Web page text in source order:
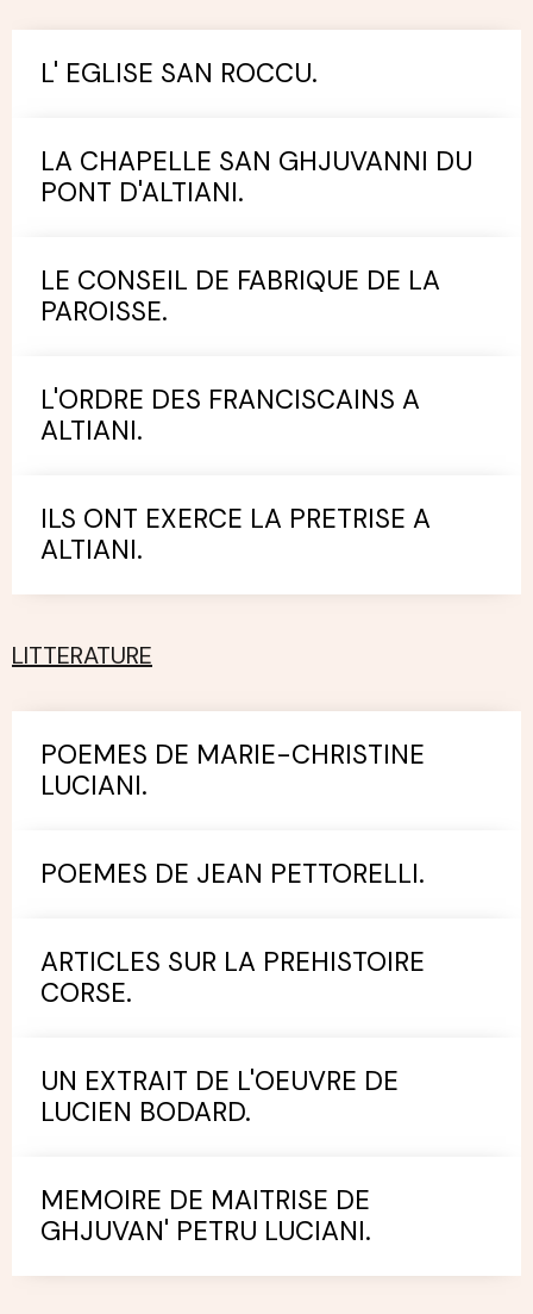
L' EGLISE SAN ROCCU.
LA CHAPELLE SAN GHJUVANNI DU
PONT D'ALTIANI.
LE CONSEIL DE FABRIQUE DE LA
PAROISSE.
L'ORDRE DES FRANCISCAINS A
ALTIANI.
ILS ONT EXERCE LA PRETRISE A
ALTIANI.
LITTERATURE
POEMES DE MARIE-CHRISTINE
LUCIANI.
POEMES DE JEAN PETTORELLI.
ARTICLES SUR LA PREHISTOIRE
CORSE.
UN EXTRAIT DE L'OEUVRE DE
LUCIEN BODARD.
MEMOIRE DE MAITRISE DE
GHJUVAN' PETRU LUCIANI.